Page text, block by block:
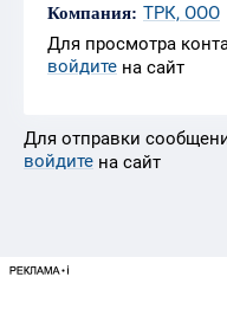
Компания: ТРК, ООО
Для просмотра
войдите на сайт
Для отправки
войдите на сайт